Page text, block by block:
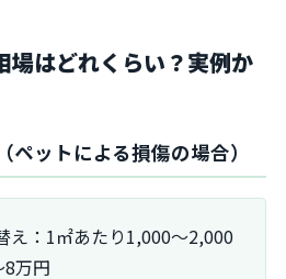
場はどれくらい？実例か
ットによる損傷の場合）
え：1㎡あたり1,000～2,000
万円